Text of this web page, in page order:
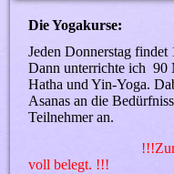
Die Yogakurse:
Jeden Donnerstag findet
Dann unterrichte ich 90
Hatha und Yin-Yoga.
Asanas an die
Teilnehmer an.
voll belegt. !!!